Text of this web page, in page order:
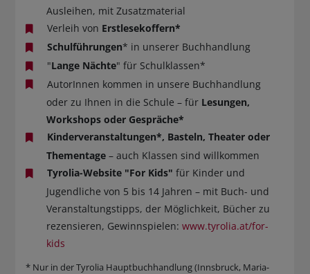
Ausleihen, mit Zusatzmaterial
Verleih von Erstlesekoffern*
Schulführungen* in unserer Buchhandlung
"Lange Nächte" für Schulklassen*
AutorInnen kommen in unsere Buchhandlung
oder zu Ihnen in die Schule – für Lesungen,
Workshops oder Gespräche*
Kinderveranstaltungen*, Basteln, Theater oder
Thementage – auch Klassen sind willkommen
Tyrolia-Website "For Kids"für Kinder und
Jugendliche von 5 bis 14 Jahren – mit Buch- und
Veranstaltungstipps, der Möglichkeit, Bücher zu
rezensieren, Gewinnspielen:www.tyrolia.at/for-
kids
* Nur in der Tyrolia Hauptbuchhandlung (Innsbruck, Maria-